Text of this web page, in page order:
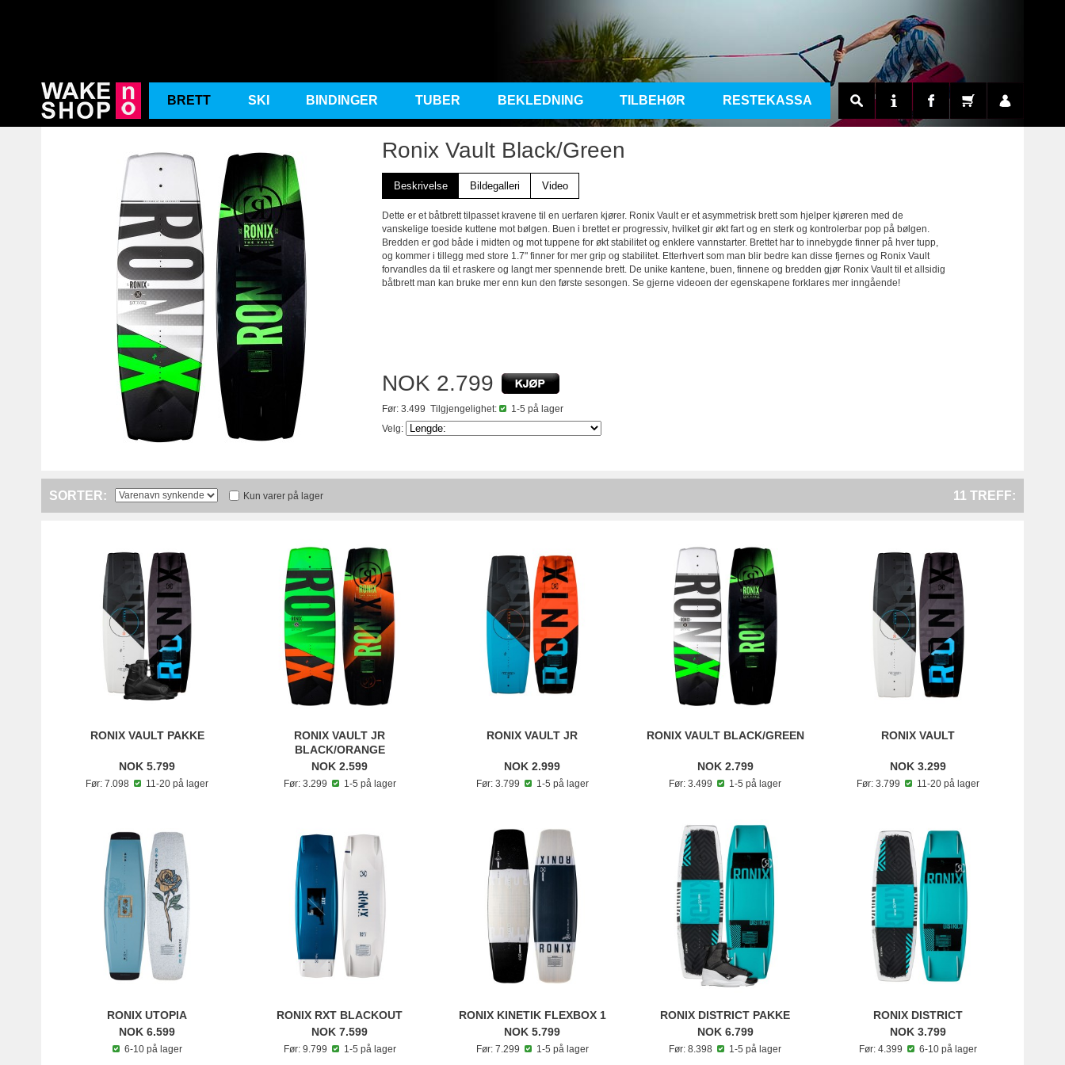
BRETT SKI BINDINGER TUBER BEKLEDNING TILBEHØR RESTEKASSA
Ronix Vault Black/Green
Beskrivelse Bildegalleri Video
Dette er et båtbrett tilpasset kravene til en uerfaren kjører. Ronix Vault er et asymmetrisk brett som hjelper kjøreren med de
vanskelige toeside kuttene mot bølgen. Buen i brettet er progressiv, hvilket gir økt fart og en sterk og kontrolerbar pop på bølgen.
Bredden er god både i midten og mot tuppene for økt stabilitet og enklere vannstarter. Brettet har to innebygde finner på hver tupp,
og kommer i tillegg med store 1.7" finner for mer grip og stabilitet. Etterhvert som man blir bedre kan disse fjernes og Ronix Vault
forvandles da til et raskere og langt mer spennende brett. De unike kantene, buen, finnene og bredden gjør Ronix Vault til et allsidig
båtbrett man kan bruke mer enn kun den første sesongen. Se gjerne videoen der egenskapene forklares mer inngående!
NOK 2.799
Før: 3.499 Tilgjengelighet:
1-5 på lager
Velg:
SORTER: Kun varer på lager 11 TREFF:
RONIX VAULT PAKKE
NOK 5.799
Før: 7.098 11-20 på lager
RONIX VAULT JR
BLACK/ORANGE
NOK 2.599
Før: 3.299 1-5 på lager
RONIX VAULT JR
NOK 2.999
Før: 3.799 1-5 på lager
RONIX VAULT BLACK/GREEN
NOK 2.799
Før: 3.499 1-5 på lager
RONIX VAULT
NOK 3.299
Før: 3.799 11-20 på lager
RONIX UTOPIA
NOK 6.599
6-10 på lager
RONIX RXT BLACKOUT
NOK 7.599
Før: 9.799 1-5 på lager
RONIX KINETIK FLEXBOX 1
NOK 5.799
Før: 7.299 1-5 på lager
RONIX DISTRICT PAKKE
NOK 6.799
Før: 8.398 1-5 på lager
RONIX DISTRICT
NOK 3.799
Før: 4.399 6-10 på lager